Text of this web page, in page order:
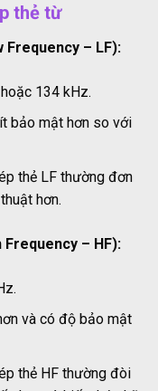
thẻ từ
Frequency – LF):
134 kHz.
bảo mật hơn so với
thẻ LF thường đơn
hơn.
– HF):
và có độ bảo mật
thẻ HF thường đòi